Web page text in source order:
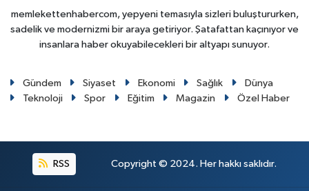
memlekettenhabercom, yepyeni temasıyla sizleri buluştururken,
sadelik ve modernizmi bir araya getiriyor. Şatafattan kaçınıyor ve
insanlara haber okuyabilecekleri bir altyapı sunuyor.
Gündem Siyaset Ekonomi Sağlık
Dünya
Teknoloji
Spor Eğitim Magazin Özel Haber
RSS Copyright © 2024. Her hakkı saklıdır.